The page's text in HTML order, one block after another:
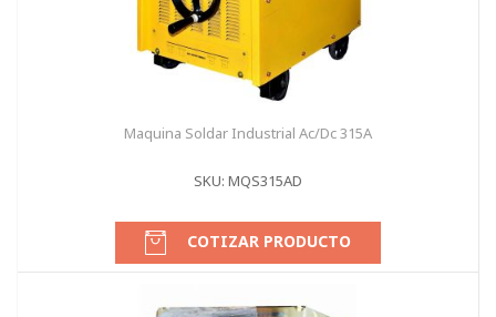
Maquina Soldar Industrial Ac/Dc 315A
SKU: MQS315AD
COTIZAR PRODUCTO